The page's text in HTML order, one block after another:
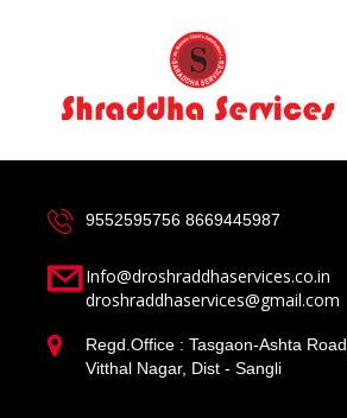
9552595756 8669445987
Info@droshraddhaservices.co.in
droshraddhaservices@gmail.com
Regd.Office : Tasgaon-Ashta Road,
Vitthal Nagar, Dist - Sangli